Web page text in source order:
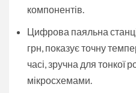
компонентів.
Цифрова паяльна
грн, показує точну
часі, зручна для тонкої
мікросхемами.